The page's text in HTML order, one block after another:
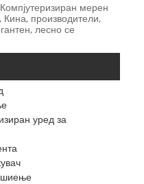
мерен
Кина, производители,
лесно се
уред за